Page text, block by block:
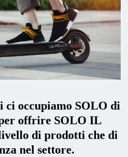
ci occupiamo SOLO di
offrire SOLO IL
di prodotti che di
nel settore.